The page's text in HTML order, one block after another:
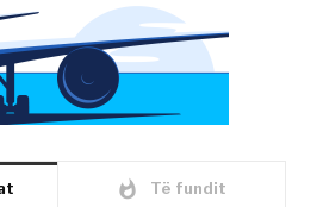
whatshot Të fundit